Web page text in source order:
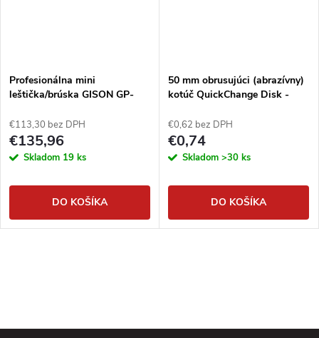
Profesionálna mini
leštička/brúska GISON GP-
€113,30 bez DPH
€135,96
Skladom 19 ks
DO KOŠÍKA
50 mm obrusujúci (abrazívny)
kotúč QuickChange Disk -
€0,62 bez DPH
€0,74
Skladom >30 ks
DO KOŠÍKA